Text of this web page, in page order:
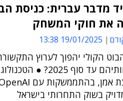
מדבר עברית: כניסת
את חוקי המשחק
19/01/2025 13:38
הקולי יהפוך לערוץ
ללקוחותיהם עד סוף
בשוק התחרותי בישראל